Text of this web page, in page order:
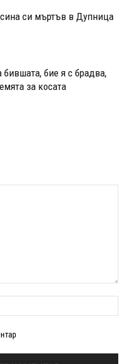
си мъртъв в Дупница
бие я с брадва,
за косата